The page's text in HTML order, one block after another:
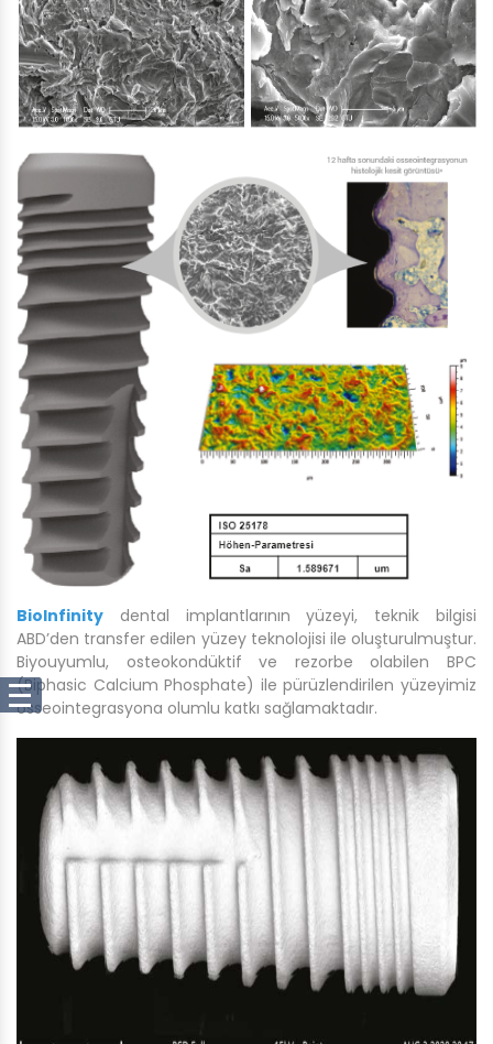
BioInfinity dental implantlarının yüzeyi, teknik bilgisi
ABD’den transfer edilen yüzey teknolojisi ile oluşturulmuştur.
Biyouyumlu, osteokondüktif ve rezorbe olabilen BPC
(Biphasic Calcium Phosphate) ile pürüzlendirilen yüzeyimiz
osseointegrasyona olumlu katkı sağlamaktadır.